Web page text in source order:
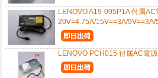
LENOVO A19-095P1A 付属AC
20V=4.75A/15V==3A/9V==3A/
LENOVO PCH015 付属AC電